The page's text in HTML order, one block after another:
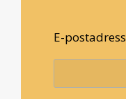
E-postadress